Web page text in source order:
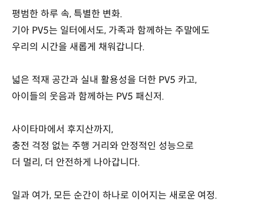
평범한 하루 속, 특별한 변화.
기아 PV5는 일터에서도, 가족과 함께하는 주말에도
우리의 시간을 새롭게 채워갑니다.
넓은 적재 공간과 실내 활용성을 더한 PV5 카고,
아이들의 웃음과 함께하는 PV5 패신저.
사이타마에서 후지산까지,
충전 걱정 없는 주행 거리와 안정적인 성능으로
더 멀리, 더 안전하게 나아갑니다.
일과 여가, 모든 순간이 하나로 이어지는 새로운 여정.